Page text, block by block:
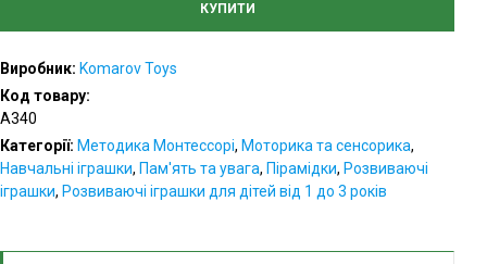
кількість
КУПИТИ
Виробник: Komarov Toys
Код товару:
А340
Категорії: Методика Монтессорі, Моторика та сенсорика,
Навчальні іграшки, Пам'ять та увага, Пірамідки, Розвиваючі
іграшки, Розвиваючі іграшки для дітей від 1 до 3 років